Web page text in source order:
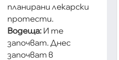
планирани лекарски
протести.
Водеща:И те
започват. Днес
започват в